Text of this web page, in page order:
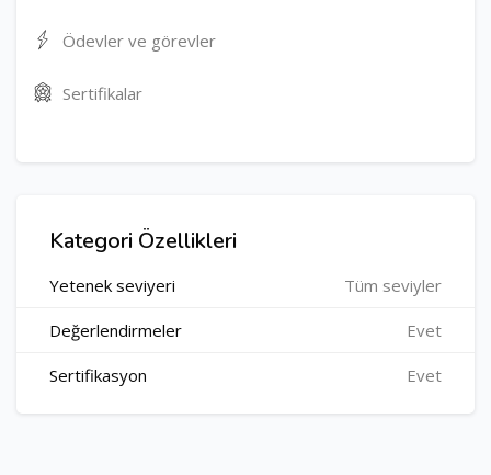
Ödevler ve görevler
Sertifikalar
Kategori Özellikleri
Yetenek seviyeri Tüm seviyler
Değerlendirmeler Evet
Sertifikasyon Evet